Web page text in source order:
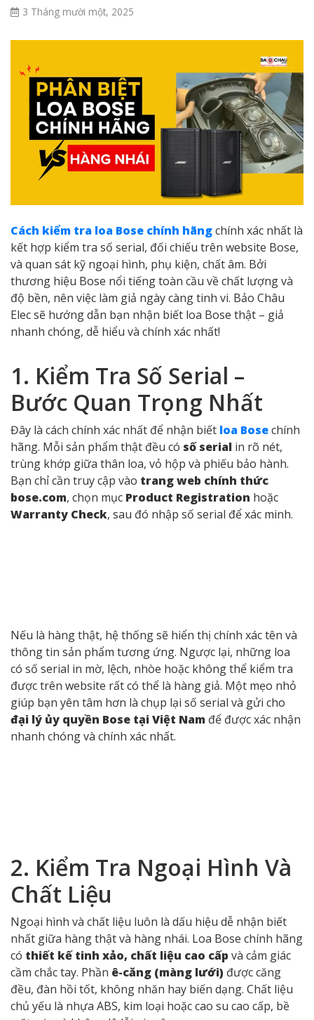
3 Tháng mười một, 2025
Cách kiểm tra loa Bose chính hãngchính xác nhất là
kết hợp kiểm tra số serial, đối chiếu trên website Bose,
và quan sát kỹ ngoại hình, phụ kiện, chất âm. Bởi
thương hiệu Bose nổi tiếng toàn cầu về chất lượng và
độ bền, nên việc làm giả ngày càng tinh vi. Bảo Châu
Elec sẽ hướng dẫn bạn nhận biết loa Bose thật – giả
nhanh chóng, dễ hiểu và chính xác nhất!
1. Kiểm Tra Số Serial –
Bước Quan Trọng Nhất
Đây là cách chính xác nhất để nhận biết loa Bosechính
hãng. Mỗi sản phẩm thật đều có số serial in rõ nét,
trùng khớp giữa thân loa, vỏ hộp và phiếu bảo hành.
Bạn chỉ cần truy cập vào trang web chính thức
bose.com, chọn mục Product Registration hoặc
Warranty Check, sau đó nhập số serial để xác minh.
giúp bạn yên tâm hơn là chụp lại số serial và gửi cho
đại lý ủy quyền Bose tại Việt Nam
để được xác nhận
nhanh chóng và chính xác nhất.